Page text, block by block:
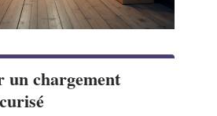
un chargement